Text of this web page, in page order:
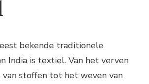
bekende traditionele
India is textiel. Van het verven
van stoffen tot het weven van